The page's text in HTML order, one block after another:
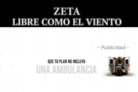
- Publicidad -